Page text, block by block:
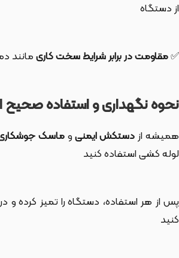
از دستگاه
✅مقاومت در برابر شرایط سخت کاریمانند
نحوه نگهداری و استفاده صحیح
همیشه ازدستکش ایمنیوماسک
لوله کشی استفاده کنید
پس از هر استفاده، دستگاه را تمیز کرده
کنید